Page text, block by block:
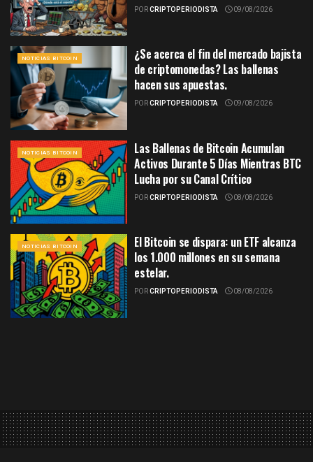
PORCRIPTOPERIODISTA 09/08/2026
NOTICIAS BITCOIN
¿Se acerca el fin del mercado bajista
de criptomonedas? Las ballenas
hacen sus apuestas.
PORCRIPTOPERIODISTA 09/08/2026
NOTICIAS BITCOIN
Las Ballenas de Bitcoin Acumulan
Activos Durante 5 Días Mientras BTC
Lucha por su Canal Crítico
PORCRIPTOPERIODISTA 08/08/2026
NOTICIAS BITCOIN
El Bitcoin se dispara: un ETF alcanza
los 1.000 millones en su semana
estelar.
PORCRIPTOPERIODISTA 08/08/2026